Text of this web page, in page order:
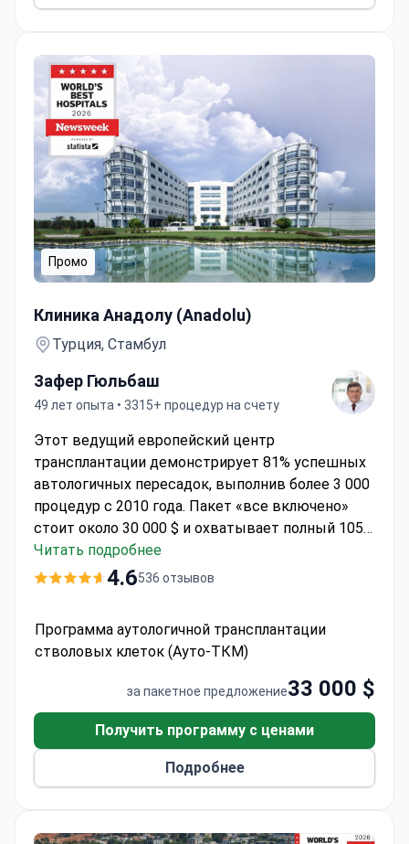
Промо
Клиника Анадолу (Anadolu)
Турция, Стамбул
Зафер Гюльбаш
49 лет опыта • 3315+ процедур на счету
Этот ведущий европейский центр
трансплантации демонстрирует 81% успешных
автологичных пересадок, выполнив более 3 000
процедур с 2010 года. Пакет «все включено»
стоит около 30 000 $ и охватывает полный 105-
дневный цикл лечения. В аккредитованном JCI
Медицинском центре Анадолу
криоконсервацией. Лечение включает 15 дней
стационара в стерильной палате,
индивидуальные режимы кондиционирования и
90 дней наблюдения после трансплантации.
Партнерство с Johns Hopkins Medicine
гарантирует соблюдение протоколов
Читать подробнее
4.6536 отзывов
Программа аутологичной трансплантации
стволовых клеток (Ауто-ТКМ)
за пакетное предложение33 000 $
Получить программу с ценами
Подробнее